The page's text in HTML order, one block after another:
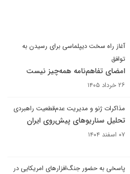
آغاز راه سخت دیپلماسی برای رسیدن به
توافق
امضای تفاهم‌نامه همه‌چیز نیست
۲۶ خرداد ۱۴۰۵
مذاکرات ژنو و مدیریت عدم‌قطعیت راهبردی
تحلیل سناریوهای پیش‌روی ایران
۰۷ اسفند ۱۴۰۴
پاسخی به حضور جنگ‌افزارهای امریکایی در